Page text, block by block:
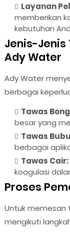
Layanan
memberikan
kebutuhan
Jenis-Jenis
Ady Water
Ady Water
berbagai
Tawas
besar yang
Tawas
berbagai
Tawas Cair:
koagulasi
Proses
Untuk memesan
mengikuti